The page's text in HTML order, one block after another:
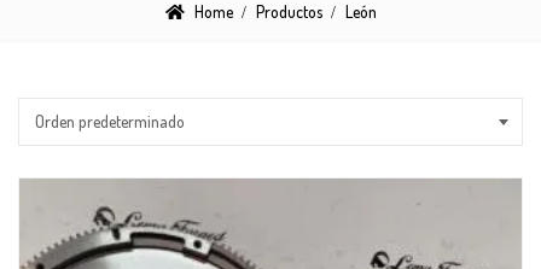
Home Productos León
Orden predeterminado